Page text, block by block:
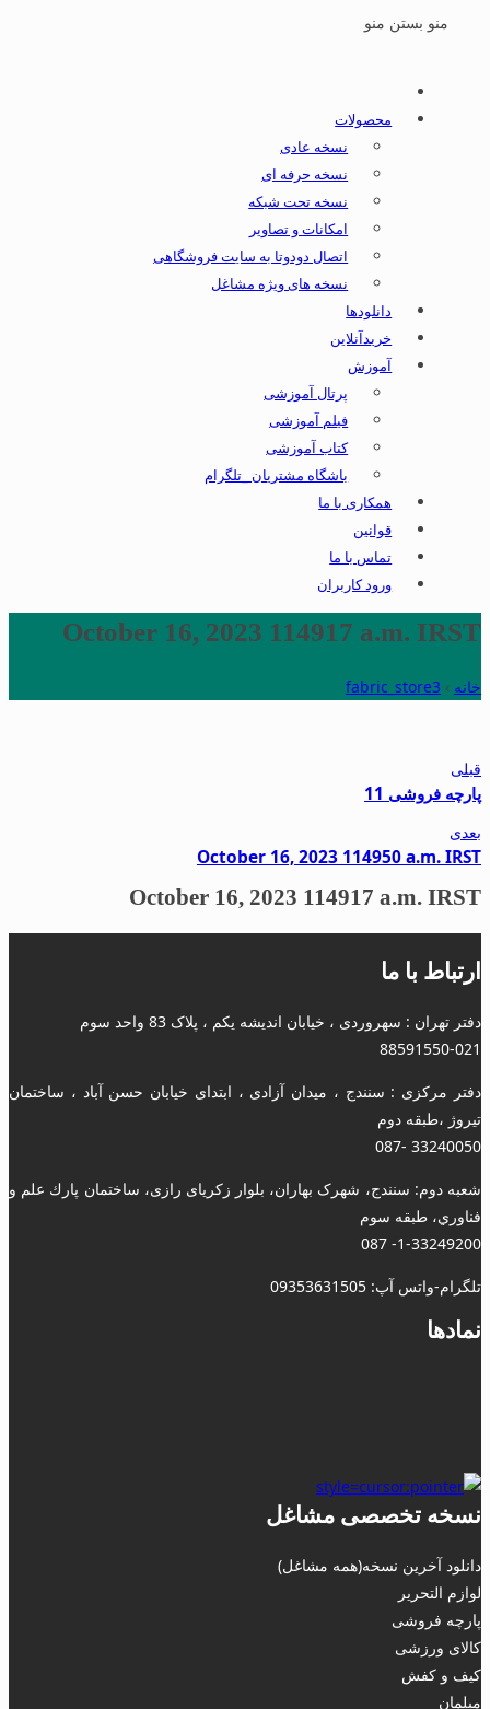
منو بستن منو
محصولات
نسخه عادی
نسخه حرفه ای
نسخه تحت شبکه
امکانات و تصاویر
اتصال دودوتا به سایت فروشگاهی
نسخه های ویژه مشاغل
دانلودها
خریدآنلاین
آموزش
پرتال آموزشی
فیلم آموزشی
کتاب آموزشی
باشگاه مشتریان _تلگرام
همکاری با ما
قوانین
تماس با ما
ورود کاربران
October 16, 2023 114917 a.m. IRST
خانه ›
fabric_store3
قبلی
پارچه فروشی 11
بعدی
October 16, 2023 114950 a.m. IRST
October 16, 2023 114917 a.m. IRST
ارتباط با ما
دفتر تهران : سهروردی ، خیابان اندیشه یکم ، پلاک 83 واحد سوم
88591550-021
دفتر مرکزی : سنندج ، میدان آزادی ، ابتدای خیابان حسن آباد ، ساختمان
تیروژ ،طبقه دوم
33240050 -087
شعبه دوم: سنندج، شهرک بهاران، بلوار زکریای رازی، ساختمان پارك علم و
فناوري، طبقه سوم
1-33249200- 087
تلگرام-واتس آپ: 09353631505
نمادها
نسخه تخصصی مشاغل
دانلود آخرین نسخه(همه مشاغل)
لوازم التحریر
پارچه فروشی
کالای ورزشی
کیف و کفش
مبلمان